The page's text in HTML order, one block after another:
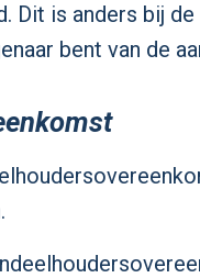
Dit is anders bij
bent van de